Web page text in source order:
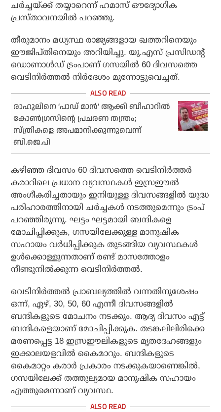
ചര്‍ച്ചയ്ക്ക് തയ്യാറെന്ന് ഹമാസ് ഔദ്യോഗിക
പ്രസ്താവനയില്‍ പറഞ്ഞു.
തീരുമാനം മധ്യസ്ഥ രാജ്യങ്ങളായ ഖത്തറിനെയും
ഈജിപ്തിനെയും അറിയിച്ചു. യു.എസ് പ്രസിഡന്റ്
ഡൊണാള്‍ഡ് ട്രംപാണ് ഗസയില്‍ 60 ദിവസത്തെ
വെടിനിര്‍ത്തല്‍ നിര്‍ദേശം മുന്നോട്ടുവെച്ചത്.
രാഹുലിനെ ‘പാഡ് മാന്‍’ ആക്കി ബീഹാറില്‍
കോണ്‍ഗ്രസിന്റെ പ്രചരണ തന്ത്രം;
സ്ത്രീകളെ അപമാനിക്കുന്നുവെന്ന്
ബി.ജെ.പി
കഴിഞ്ഞ ദിവസം 60 ദിവസത്തെ വെടിനിര്‍ത്തര്‍
കരാറിലെ പ്രധാന വ്യവസ്ഥകള്‍ ഇസ്രഈല്‍
അംഗീകരിച്ചതായും ഇനിയുള്ള ദിവസങ്ങളില്‍ യുദ്ധ
പരിഹാരത്തിനായി ചര്‍ച്ചകള്‍ നടത്തുമെന്നും ട്രംപ്
പറഞ്ഞിരുന്നു. ഘട്ടം ഘട്ടമായി ബന്ദികളെ
മോചിപ്പിക്കുക, ഗസയിലേക്കുള്ള മാനുഷിക
സഹായം വര്‍ധിപ്പിക്കുക തുടങ്ങിയ വ്യവസ്ഥകള്‍
ഉള്‍ക്കൊള്ളുന്നതാണ് രണ്ട് മാസത്തോളം
നീണ്ടുനില്‍ക്കുന്ന വെടിനിര്‍ത്തല്‍.
വെടിനിര്‍ത്തല്‍ പ്രാബല്യത്തില്‍ വന്നതിനുശേഷം
ഒന്ന്, ഏഴ്, 30, 50, 60 എന്നീ ദിവസങ്ങളില്‍
ബന്ദികളുടെ മോചനം നടക്കും. ആദ്യ ദിവസം എട്ട്
ബന്ദികളെയാണ് മോചിപ്പിക്കുക. തടങ്കലിലിരിക്കെ
മരണപ്പെട്ട 18 ഇസ്രഈലികളുടെ മൃതദേഹങ്ങളും
ഇക്കാലയളവില്‍ കൈമാറും. ബന്ദികളുടെ
കൈമാറ്റം കരാര്‍ പ്രകാരം നടക്കുകയാണെങ്കില്‍,
ഗസയിലേക്ക് തത്തുല്യമായ മാനുഷിക സഹായം
എത്തുമെന്നാണ് വ്യവസ്ഥ.